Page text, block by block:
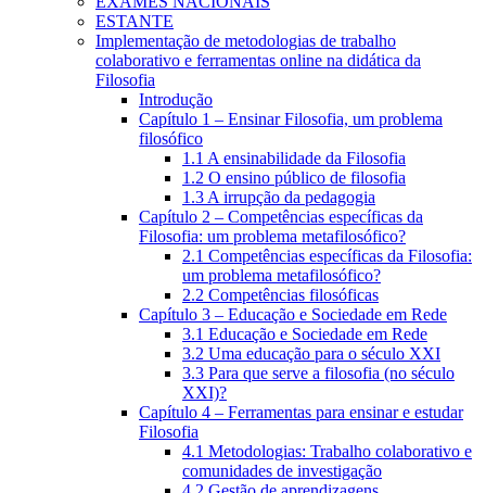
ESTANTE
Implementação de metodologias de trabalho
colaborativo e ferramentas online na didática da
Filosofia
Introdução
Capítulo 1 – Ensinar Filosofia, um problema
filosófico
1.1 A ensinabilidade da Filosofia
1.2 O ensino público de filosofia
1.3 A irrupção da pedagogia
Capítulo 2 – Competências específicas da
Filosofia: um problema metafilosófico?
2.1 Competências específicas da Filosofia:
um problema metafilosófico?
2.2 Competências filosóficas
Capítulo 3 – Educação e Sociedade em Rede
3.1 Educação e Sociedade em Rede
3.2 Uma educação para o século XXI
3.3 Para que serve a filosofia (no século
XXI)?
Capítulo 4 – Ferramentas para ensinar e estudar
Filosofia
4.1 Metodologias: Trabalho colaborativo e
comunidades de investigação